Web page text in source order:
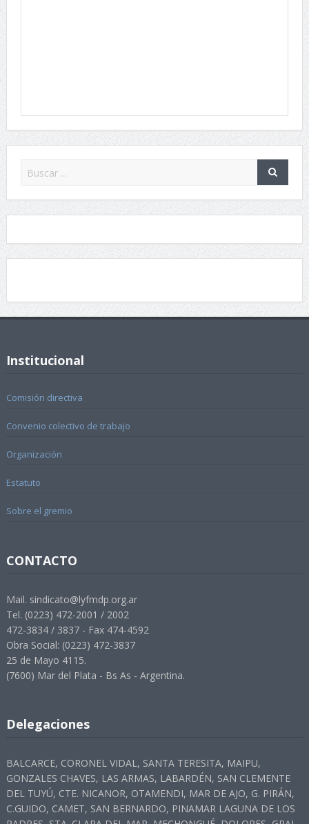
Institucional
Comisión directiva
Convenio colectivo de trabajo
Organización
Estatuto
Sobre el gremio
CONTACTO
Mail. sindicato@lyfmdp.org.ar
Tel. (0223) 472-2001 / 2002
472-3834 / 3837 - Fax 474-4592
Obra Social: (0223) 472-3837
25 de Mayo 4115.
(7600) Mar del Plata - Bs As - Argentina.
Delegaciones
BALCARCE, CORONEL VIDAL, SANTA TERESITA, MAIPU,
GONZALES CHAVES, LAS ARMAS, LABARDÉN, SAN CLEMENTE
DEL TUYÚ, CTE. NICANOR, OTAMENDI, MAR DE AJO, G. PIRÁN,
C.GUIDO, CAMET, SAN BERNARDO, PINAMAR LAGUNA DE LOS